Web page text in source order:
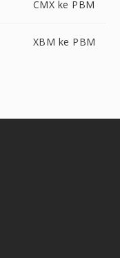
CMX ke PBM
XBM ke PBM